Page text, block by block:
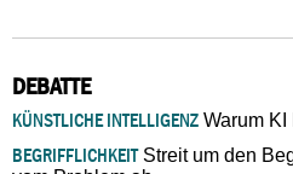
DEBATTE
KÜNSTLICHE INTELLIGENZ Warum
BEGRIFFLICHKEITStreit um den